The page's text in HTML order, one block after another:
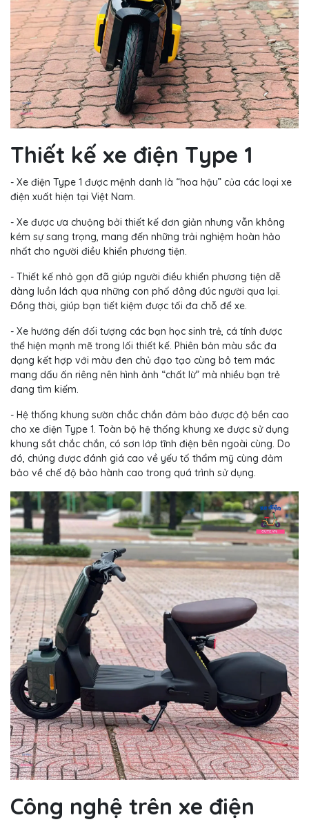
Thiết kế xe điện Type 1
- Xe điện Type 1 được mệnh danh là “hoa hậu” của các loại xe
điện xuất hiện tại Việt Nam.
- Xe được ưa chuộng bởi thiết kế đơn giản nhưng vẫn không
kém sự sang trọng, mang đến những trải nghiệm hoàn hảo
nhất cho người điều khiển phương tiện.
- Thiết kế nhỏ gọn đã giúp người điều khiển phương tiện dễ
dàng luồn lách qua những con phố đông đúc người qua lại.
Đồng thời, giúp bạn tiết kiệm được tối đa chỗ để xe.
- Xe hướng đến đối tượng các bạn học sinh trẻ, cá tính được
thể hiện mạnh mẽ trong lối thiết kế. Phiên bản màu sắc đa
dạng kết hợp với màu đen chủ đạo tạo cùng bô tem mác
mang dấu ấn riêng nên hình ảnh “chất lừ” mà nhiều bạn trẻ
đang tìm kiếm.
- Hệ thống khung sườn chắc chắn đảm bảo được độ bền cao
cho xe điện Type 1. Toàn bộ hệ thống khung xe được sử dụng
khung sắt chắc chắn, có sơn lớp tĩnh điện bên ngoài cùng. Do
đó, chúng được đánh giá cao về yếu tố thẩm mỹ cùng đảm
bảo về chế độ bảo hành cao trong quá trình sử dụng.
Công nghệ trên xe điện